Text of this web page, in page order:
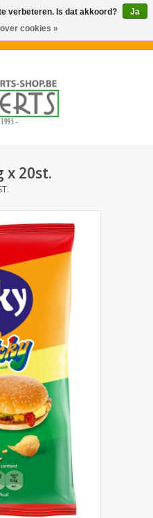
x 20st.
verbeteren. Is dat akkoord?
Ja
cookies »